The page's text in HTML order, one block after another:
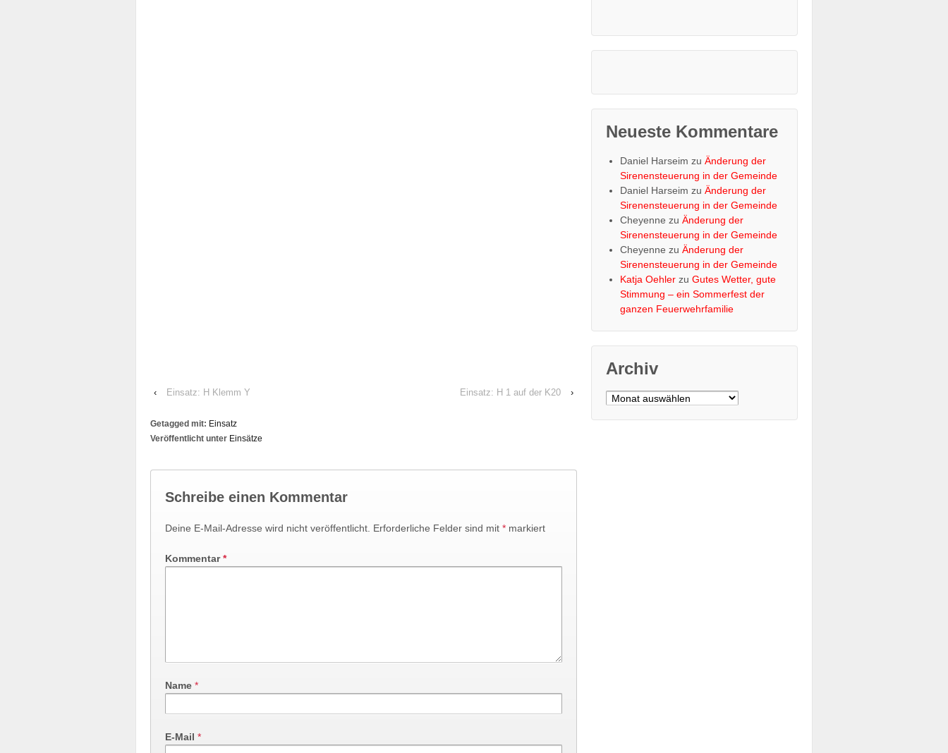
‹ Einsatz: H Klemm Y Einsatz: H 1 auf der K20 ›
Getagged mit: Einsatz
Veröffentlicht unter Einsätze
Schreibe einen Kommentar
Deine E-Mail-Adresse wird nicht veröffentlicht. Erforderliche Felder sind mit * markiert
Kommentar*
Name *
E-Mail *
Neueste Kommentare
Daniel Harseim zuÄnderung der
Sirenensteuerung in der Gemeinde
Daniel Harseim zuÄnderung der
Sirenensteuerung in der Gemeinde
Cheyenne zuÄnderung der
Sirenensteuerung in der Gemeinde
Cheyenne zuÄnderung der
Sirenensteuerung in der Gemeinde
Katja Oehler zuGutes Wetter, gute
Stimmung – ein Sommerfest der
ganzen Feuerwehrfamilie
Archiv
Archiv